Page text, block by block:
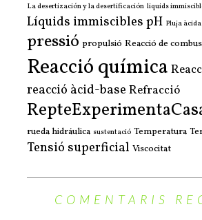
La desertización y la desertificación liquids
Líquids immisciblespH Pluja àcida
pressió propulsió Reacció de
Reacció química
reacció àcid-base Refracció
rueda hidráulica sustentació Temperatura
Tensió superficial Viscocitat
COMENTARIS